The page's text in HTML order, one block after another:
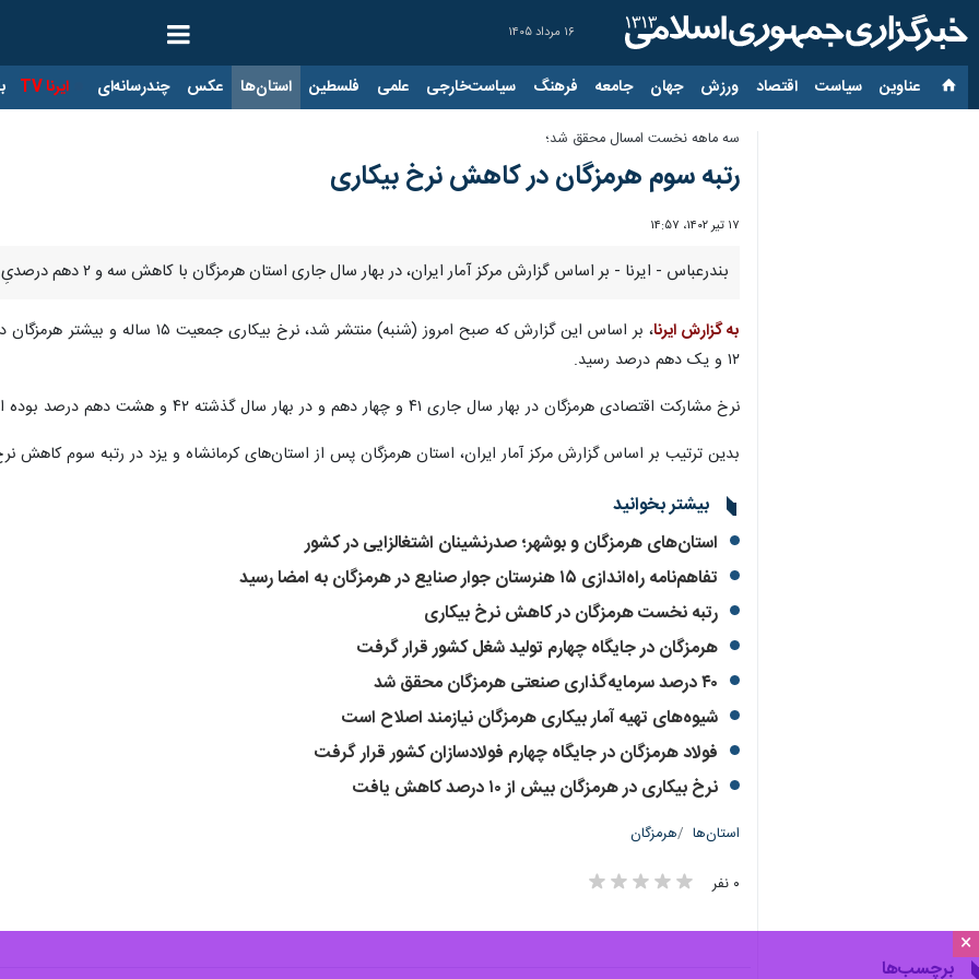
۱۶ مرداد ۱۴۰۵
عناوین‌ سیاست اقتصاد ورزش جهان جامعه فرهنگ سیاست‌خارجی علمی فلسطین استان‌ها عکس چندرسانه‌ای ایرنا TV
×
سه ماهه نخست امسال محقق شد؛
رتبه سوم هرمزگان در کاهش نرخ بیکاری
۱۷ تیر ۱۴۰۲، ۱۴:۵۷
بندرعباس - ایرنا - بر اساس گزارش مرکز آمار ایران، در بهار سال جاری استان هرمزگان با کاهش سه و ۲ دهم درصدیِ نرخ بیکاری، رتبه سوم کشور را به خود اختصاص داد.
به گزارش ایرنا
۱۲ و یک دهم درصد رسید.
نرخ مشارکت اقتصادی هرمزگان در بهار سال جاری ۴۱ و چهار دهم و در بهار سال گذشته ۴۲ و هشت دهم درصد بوده است.
بدین ترتیب بر اساس گزارش مرکز آمار ایران، استان هرمزگان پس از استان‌های کرمانشاه و یزد در رتبه سوم کاهش
بیشتر بخوانید
استان‌های هرمزگان و بوشهر؛ صدرنشینان اشتغالزایی در کشور
تفاهم‌نامه راه‌اندازی ۱۵ هنرستان جوار صنایع در هرمزگان به امضا رسید
رتبه نخست هرمزگان در کاهش نرخ بیکاری
هرمزگان در جایگاه چهارم تولید شغل کشور قرار گرفت
۴۰ درصد سرمایه‌گذاری صنعتی هرمزگان محقق شد
شیوه‌های تهیه آمار بیکاری هرمزگان نیازمند اصلاح است
فولاد هرمزگان در جایگاه چهارم فولادسازان کشور قرار گرفت
نرخ بیکاری در هرمزگان بیش از ١٠ درصد کاهش یافت
استان‌ها هرمزگان
۰ نفر
برچسب‌ها